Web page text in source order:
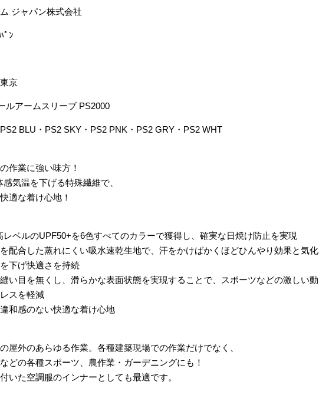
ジャパン株式会社
ﾟﾝ
京
ルアームスリーブ PS2000
PS2 BLU・PS2 SKY・PS2 PNK・PS2 GRY・PS2 WHT
作業に強い味方！
気温を下げる特殊繊維で、
適な着け心地！
レベルのUPF50+を6色すべてのカラーで獲得し、確実な日焼け防止を実現
配合した蒸れにくい吸水速乾生地で、汗をかけばかくほどひんやり効果と気化
下げ快適さを持続
い目を無くし、滑らかな表面状態を実現することで、スポーツなどの激しい動
スを軽減
和感のない快適な着け心地
屋外のあらゆる作業。各種建築現場での作業だけでなく、
どの各種スポーツ、農作業・ガーデニングにも！
いた空調服のインナーとしても最適です。